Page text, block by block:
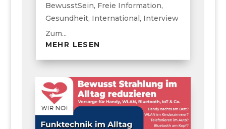
BewusstSein, Freie Information,
Gesundheit, International, Interview
Zum...
MEHR LESEN